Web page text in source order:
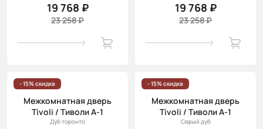
19 768 ₽
23 258 ₽
19 768 ₽
23 258 ₽
- 15% скидка
Межкомнатная дверь
Tivoli / Тиволи А-1
Дуб торонто
- 15% скидка
Межкомнатная дверь
Tivoli / Тиволи А-1
Серый дуб